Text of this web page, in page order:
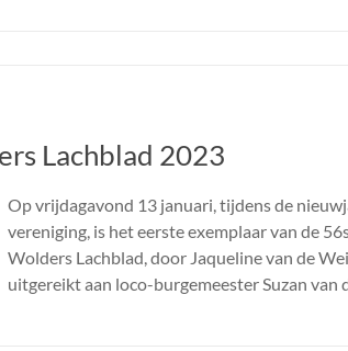
Lachblad 2023
Op vrijdagavond 13 januari, tijdens de
vereniging, is het eerste exemplaar van de
Wolders Lachblad, door Jaqueline van de
uitgereikt aan loco-burgemeester Suzan van